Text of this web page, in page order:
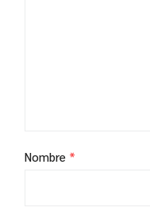
Nombre *